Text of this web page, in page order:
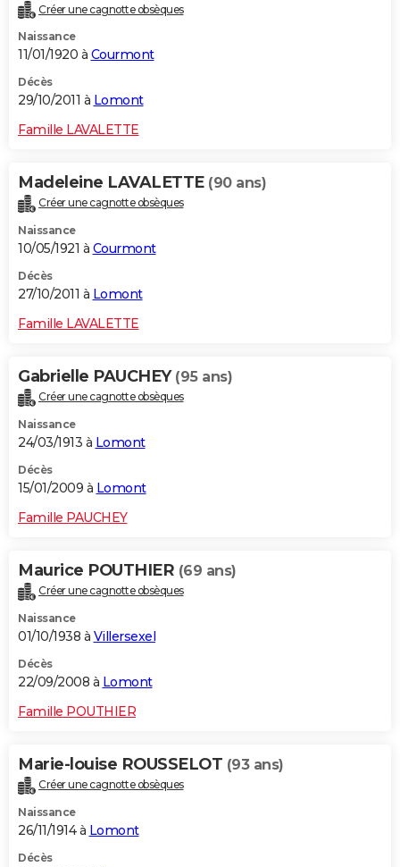
Créer une cagnotte obsèques
Naissance
11/01/1920 à Courmont
Décès
29/10/2011 à Lomont
Famille LAVALETTE
Madeleine LAVALETTE (90 ans)
Créer une cagnotte obsèques
Naissance
10/05/1921 à Courmont
Décès
27/10/2011 à Lomont
Famille LAVALETTE
Gabrielle PAUCHEY (95 ans)
Créer une cagnotte obsèques
Naissance
24/03/1913 à Lomont
Décès
15/01/2009 à Lomont
Famille PAUCHEY
Maurice POUTHIER (69 ans)
Créer une cagnotte obsèques
Naissance
01/10/1938 à Villersexel
Décès
22/09/2008 à Lomont
Famille POUTHIER
Marie-louise ROUSSELOT (93 ans)
Créer une cagnotte obsèques
Naissance
26/11/1914 à Lomont
Décès